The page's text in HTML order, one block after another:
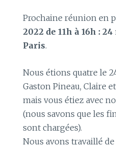
Prochaine réunion en
2022 de 11h à 16h :
Paris.
Nous étions quatre le
Gaston Pineau, Claire
mais vous étiez avec
(nous savons que les
sont chargées).
Nous avons travaillé de